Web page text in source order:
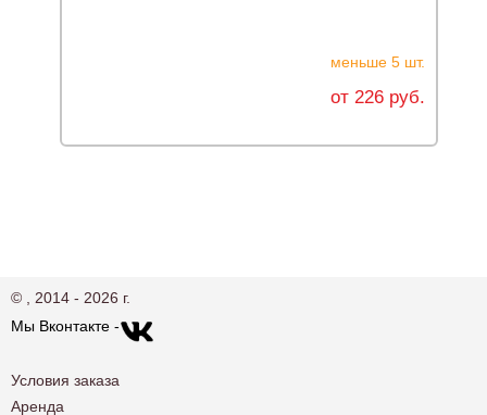
меньше 5 шт.
от 226 руб.
© , 2014 - 2026 г.
Мы Вконтакте -
Условия заказа
Аренда